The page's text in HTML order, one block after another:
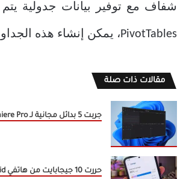
شفاف مع توفير بيانات جدولية
PivotTables، يمكن إنشاء هذه الجداول كالآتي:
مقالات ذات صلة
جربت 5 بدائل مجانية لـ Premiere Pro وهذا ما اعتمدته